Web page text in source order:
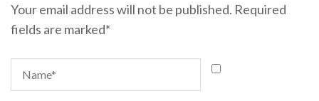
Your email address will not be published. Required
fields are marked*